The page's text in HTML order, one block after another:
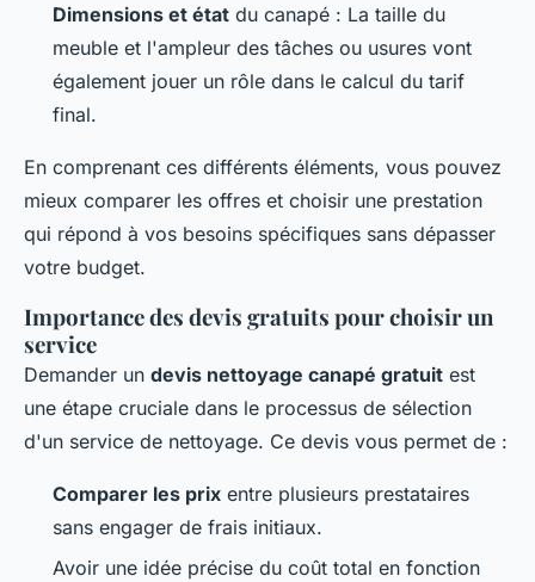
Dimensions et état du canapé : La taille du
meuble et l'ampleur des tâches ou usures vont
également jouer un rôle dans le calcul du tarif
final.
En comprenant ces différents éléments, vous pouvez
mieux comparer les offres et choisir une prestation
qui répond à vos besoins spécifiques sans dépasser
votre budget.
Importance des devis gratuits pour choisir un
service
Demander un devis nettoyage canapé gratuit est
une étape cruciale dans le processus de sélection
d'un service de nettoyage. Ce devis vous permet de :
Comparer les prix entre plusieurs prestataires
sans engager de frais initiaux.
Avoir une idée précise du coût total en fonction